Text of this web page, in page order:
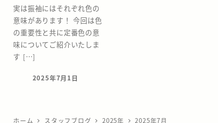
実は振袖にはそれぞれ色の
意味があります！ 今回は色
の重要性と共に定番色の意
味についてご紹介いたしま
す […]
投稿日
2025年7月1日
ホーム スタッフブログ 2025年 2025年7月